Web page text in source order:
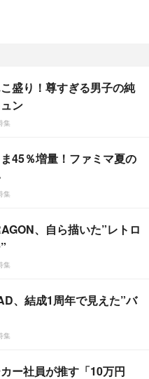
盛り！尊すぎる男子の純
ン
集
45％増量！ファミマ夏の
集
、自ら描いた”レトロ
集
、結成1周年で見えた”バ
集
カー社員が推す「10万円